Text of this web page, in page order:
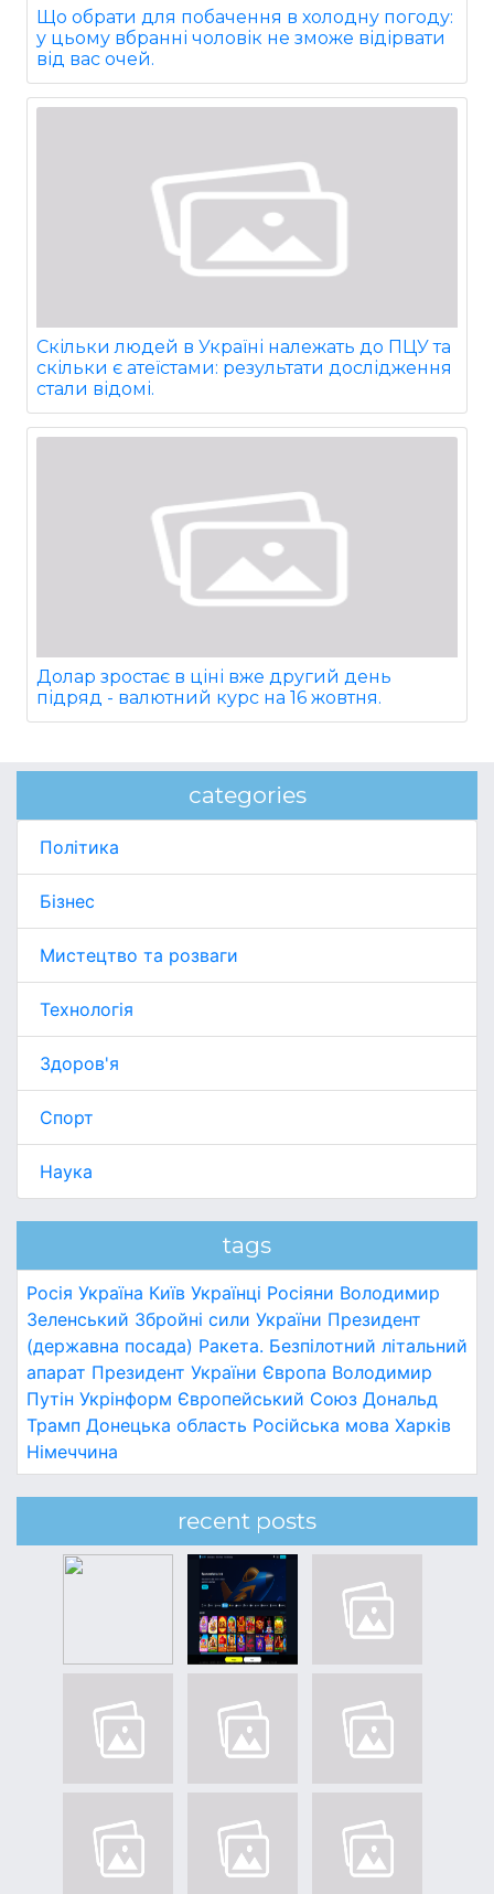
Що обрати для побачення в холодну погоду:
у цьому вбранні чоловік не зможе відірвати
від вас очей.
Скільки людей в Україні належать до ПЦУ та
скільки є атеїстами: результати дослідження
стали відомі.
Долар зростає в ціні вже другий день
підряд - валютний курс на 16 жовтня.
categories
Політика
Бізнес
Мистецтво та розваги
Технологія
Здоров'я
Спорт
Наука
tags
Росія Україна Київ Українці Росіяни Володимир
Зеленський Збройні сили України Президент
(державна посада) Ракета. Безпілотний літальний
апарат Президент України Європа Володимир
Путін Укрінформ Європейський Союз Дональд
Трамп Донецька область Російська мова Харків
Німеччина
recent posts